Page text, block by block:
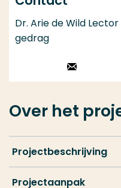
Dr. Arie de Wild
gedrag
Stuur een
Over het
Projectbeschrijving
Projectaanpak